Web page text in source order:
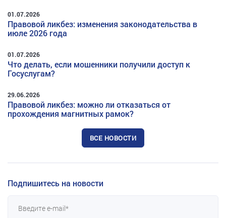
01.07.2026
Правовой ликбез: изменения законодательства в
июле 2026 года
01.07.2026
Что делать, если мошенники получили доступ к
Госуслугам?
29.06.2026
Правовой ликбез: можно ли отказаться от
прохождения магнитных рамок?
ВСЕ НОВОСТИ
Подпишитесь на новости